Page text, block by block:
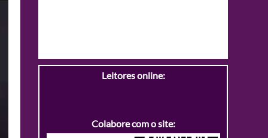
Leitores online:
Colabore com o site: